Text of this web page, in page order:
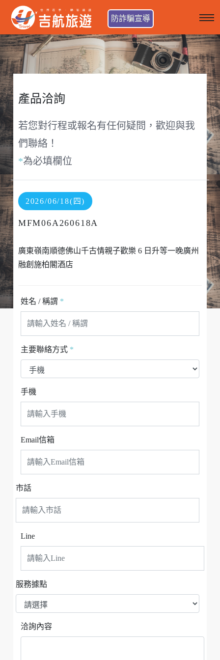
防詐騙宣導
產品洽詢
若您對行程或報名有任何疑問，歡迎與我
們聯絡！
*為必填欄位
2026/06/18(四)
MFM06A260618A
廣東嶺南順德佛山千古情親子歡樂 6 日升等一晚廣州
融創施柏閣酒店
姓名 / 稱謂 *
主要聯絡方式 *
手機
Email信箱
市話
Line
服務據點
洽詢內容